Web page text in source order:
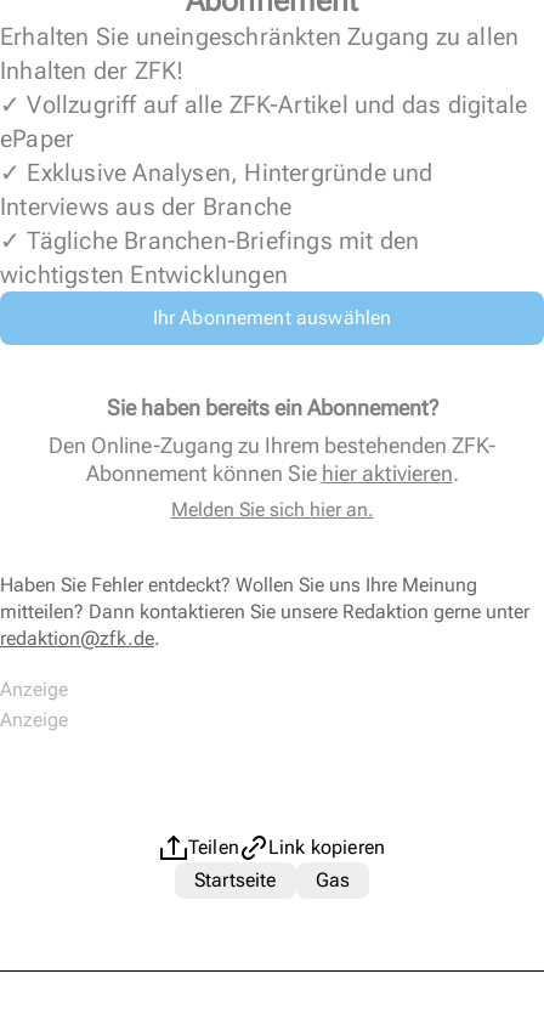
Erhalten Sie uneingeschränkten Zugang zu allen
Inhalten der ZFK!
✓ Vollzugriff auf alle ZFK-Artikel und das digitale
ePaper
✓ Exklusive Analysen, Hintergründe und
Interviews aus der Branche
✓ Tägliche Branchen-Briefings mit den
wichtigsten Entwicklungen
Ihr Abonnement auswählen
Sie haben bereits ein Abonnement?
Den Online-Zugang zu Ihrem bestehenden ZFK-
Abonnement können Sie hier aktivieren.
Melden Sie sich hier an.
Haben Sie Fehler entdeckt? Wollen Sie uns Ihre Meinung
mitteilen? Dann kontaktieren Sie unsere Redaktion gerne unter
redaktion@zfk.de.
Teilen
Link kopieren
Startseite
Gas